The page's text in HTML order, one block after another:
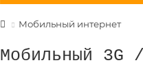
Мобильный интернет
Мобильный 3G